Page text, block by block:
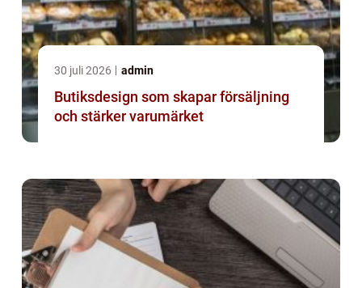
30 juli 2026 admin
Butiksdesign som skapar försäljning
och stärker varumärket